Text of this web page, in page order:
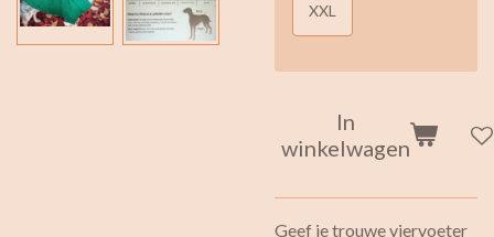
XXL
In
winkelwagen
Geef je trouwe viervoeter